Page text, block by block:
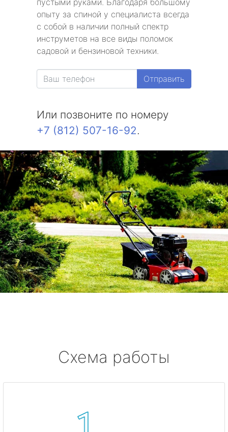
пустыми руками. Благодаря большому
опыту за спиной у специалиста всегда
с собой в наличии полный спектр
инструметов на все виды поломок
садовой и бензиновой техники.
Отправить
Или позвоните по номеру
+7 (812) 507-16-92.
Схема работы